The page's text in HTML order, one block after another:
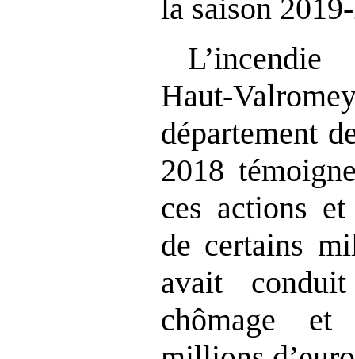
la saison
département
2018
ces actions
de certains
avait
chômage et